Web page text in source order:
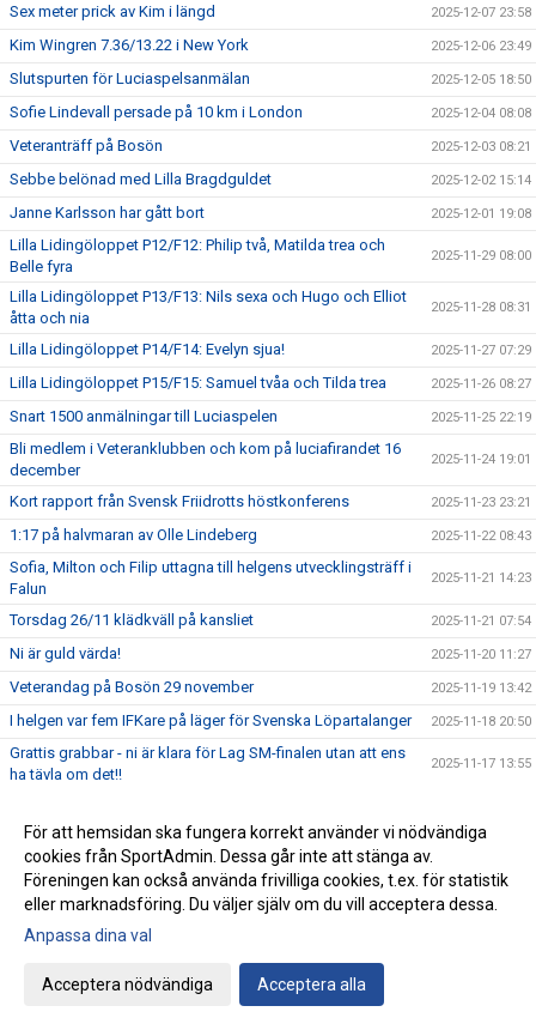
Sex meter prick av Kim i längd 2025-12-07 23:58
Kim Wingren 7.36/13.22 i New York 2025-12-06 23:49
Slutspurten för Luciaspelsanmälan 2025-12-05 18:50
Sofie Lindevall persade på 10 km i London 2025-12-04 08:08
Veteranträff på Bosön 2025-12-03 08:21
Sebbe belönad med Lilla Bragdguldet 2025-12-02 15:14
Janne Karlsson har gått bort 2025-12-01 19:08
Lilla Lidingöloppet P12/F12: Philip två, Matilda trea och
Belle fyra
2025-11-29 08:00
Lilla Lidingöloppet P13/F13: Nils sexa och Hugo och Elliot
åtta och nia
2025-11-28 08:31
Lilla Lidingöloppet P14/F14: Evelyn sjua! 2025-11-27 07:29
Lilla Lidingöloppet P15/F15: Samuel tvåa och Tilda trea 2025-11-26 08:27
Snart 1500 anmälningar till Luciaspelen 2025-11-25 22:19
Bli medlem i Veteranklubben och kom på luciafirandet 16
december
2025-11-24 19:01
Kort rapport från Svensk Friidrotts höstkonferens 2025-11-23 23:21
1:17 på halvmaran av Olle Lindeberg 2025-11-22 08:43
Sofia, Milton och Filip uttagna till helgens utvecklingsträff i
Falun
2025-11-21 14:23
Torsdag 26/11 klädkväll på kansliet 2025-11-21 07:54
Ni är guld värda! 2025-11-20 11:27
Veterandag på Bosön 29 november 2025-11-19 13:42
I helgen var fem IFKare på läger för Svenska Löpartalanger 2025-11-18 20:50
Grattis grabbar - ni är klara för Lag SM-finalen utan att ens
ha tävla om det!!
2025-11-17 13:55
Staffan skriver på Friidrottstorget om att friidrotten tappar i
antalet utövare
Grattis Kalle, Sebbe och Sebbe till uttagningen till EM i
terräng
2025-11-14 11:15
Klädprovning och julkampanj!
Luciaspelen 12-14 december
Lagguld till U20-killarna i NM i terräng
För att hemsidan ska fungera korrekt använder vi nödvändiga
cookies från SportAdmin. Dessa går inte att stänga av.
Föreningen kan också använda frivilliga cookies, t.ex. för statistik
eller marknadsföring. Du väljer själv om du vill acceptera dessa.
Anpassa dina val
Acceptera nödvändiga Acceptera alla